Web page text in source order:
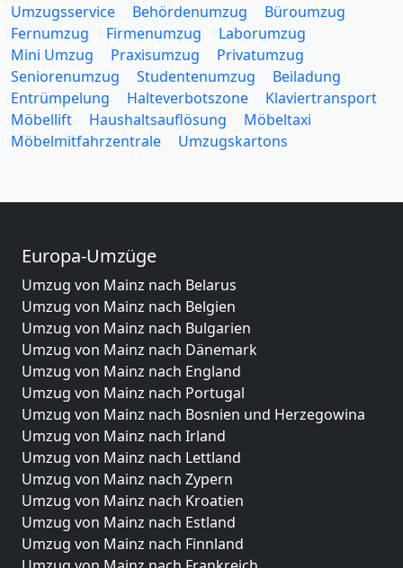
Umzugsservice Behördenumzug
Büroumzug
Fernumzug
Firmenumzug
Laborumzug
Mini Umzug
Praxisumzug
Privatumzug
Seniorenumzug
Studentenumzug
Beiladung
Entrümpelung
Halteverbotszone
Klaviertransport
Möbellift
Haushaltsauflösung
Möbeltaxi
Möbelmitfahrzentrale
Umzugskartons
Europa-Umzüge
Umzug von Mainz nach Belarus
Umzug von Mainz nach Belgien
Umzug von Mainz nach Bulgarien
Umzug von Mainz nach Dänemark
Umzug von Mainz nach England
Umzug von Mainz nach Portugal
Umzug von Mainz nach Bosnien und Herzegowina
Umzug von Mainz nach Irland
Umzug von Mainz nach Lettland
Umzug von Mainz nach Zypern
Umzug von Mainz nach Kroatien
Umzug von Mainz nach Estland
Umzug von Mainz nach Finnland